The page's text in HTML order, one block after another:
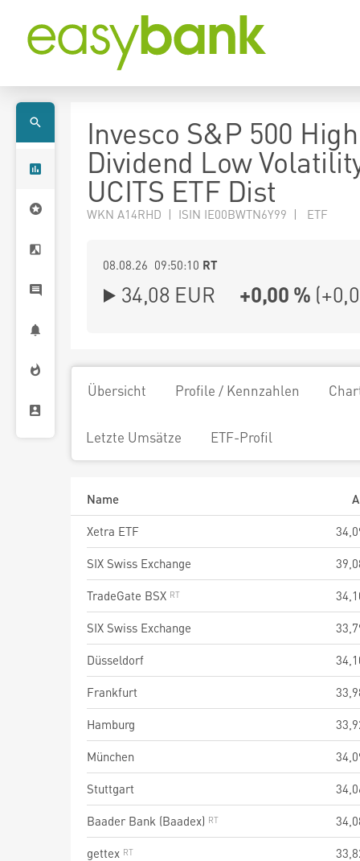
Invesco S&P 500 High
Dividend Low
UCITS ETF Dist
WKN A14RHD | ISIN IE00BWTN6Y99 | ETF
08.08.26 09:50:10 RT
34,08 EUR +0,00 % (
Übersicht Profile / Kennzahlen
Letzte Umsätze ETF-Profil
Name
Xetra ETF
SIX Swiss Exchange
TradeGate BSX
SIX Swiss Exchange
Düsseldorf
Frankfurt
Hamburg
München
Stuttgart
Baader Bank (Baadex)
gettex